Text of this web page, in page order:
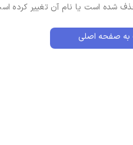
شده است یا نام آن تغییر کرده
به صفحه اصلی